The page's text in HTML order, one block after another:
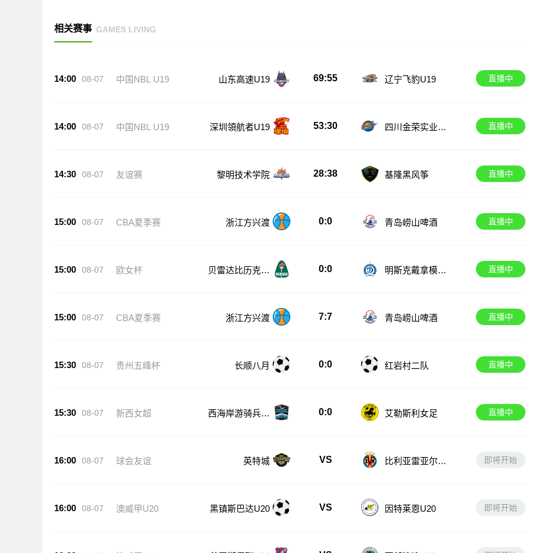
相关赛事 GAMES LIVING
14:00 08-07 中国NBL U19 山东高速U19 69:55 辽宁飞豹U19 直播中
14:00 08-07 中国NBL U19 深圳領航者U19 53:30
四川金荣实业U1
直播中
14:30 08-07 友谊赛 黎明技术学院 28:38 基隆黑风筝 直播中
15:00 08-07 CBA夏季赛 浙江方兴渡 0:0 青岛崂山啤酒 直播中
15:00 08-07 欧女杯
贝雷达比历克女
0:0
明斯克戴拿模女
直播中
15:00 08-07 CBA夏季赛 浙江方兴渡 7:7 青岛崂山啤酒 直播中
15:30 08-07 贵州五峰杯 长顺八月 0:0 红岩村二队 直播中
15:30 08-07 新西女超
西海岸游骑兵女
0:0 艾勒斯利女足 直播中
16:00 08-07 球会友谊 英特城 VS
比利亚雷亚尔B
即将开始
16:00 08-07 澳威甲U20 黑镇斯巴达U20 VS 因特莱恩U20 即将开始